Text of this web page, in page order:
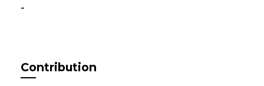
-
Contribution